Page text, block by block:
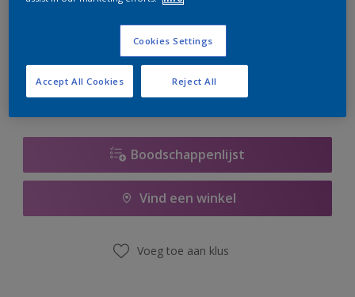
te bestellen. Houd de website in de gaten, we werken
er hard aan om de voorraad aan te vullen.
Boodschappenlijst
Vind een winkel
Voeg toe aan klus
Cookies Settings
Reject All
Accept All Cookies